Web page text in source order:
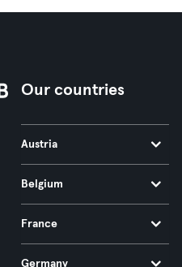
Our countries
Austria
Belgium
France
Germany